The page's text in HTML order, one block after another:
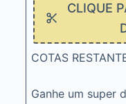
CLIQUE
COTAS
Ganhe um super